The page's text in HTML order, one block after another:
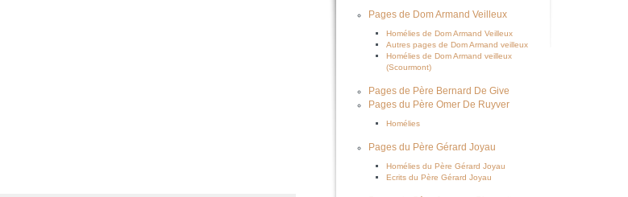
Pages de Dom Armand Veilleux
Homélies de Dom Armand Veilleux
Autres pages de Dom Armand veilleux
Homélies de Dom Armand veilleux
(Scourmont)
Pages de Père Bernard De Give
Pages du Père Omer De Ruyver
Homélies
Pages du Père Gérard Joyau
Homélies du Père Gérard Joyau
Ecrits du Père Gérard Joyau